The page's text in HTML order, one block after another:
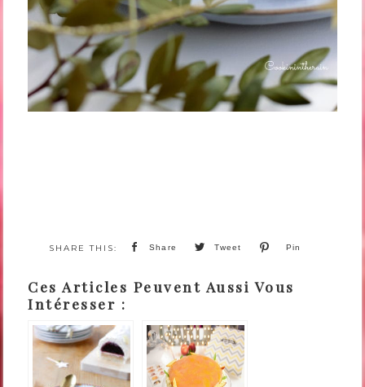
Share Tweet Pin
Ces Articles Peuvent Aussi Vous
Intéresser :